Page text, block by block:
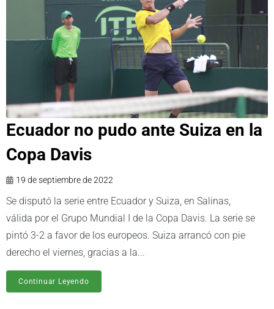
Ecuador no pudo ante Suiza en la
Copa Davis
19 de septiembre de 2022
Se disputó la serie entre Ecuador y Suiza, en Salinas,
válida por el Grupo Mundial I de la Copa Davis. La serie se
pintó 3-2 a favor de los europeos. Suiza arrancó con pie
derecho el viernes, gracias a la...
Continuar Leyendo